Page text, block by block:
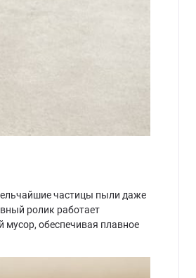
частицы пыли даже
ролик работает
обеспечивая плавное